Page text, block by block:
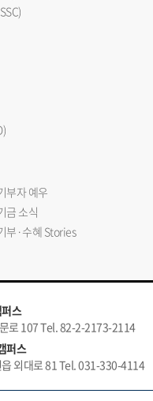
부자 예우
금 소식
부·수혜 Stories
스
로 107 Tel. 82-2-2173-2114
퍼스
외대로 81 Tel. 031-330-4114